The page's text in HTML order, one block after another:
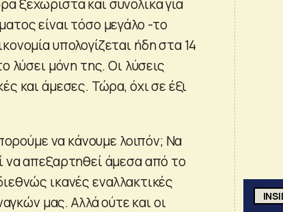
ξεχωριστά και συνολικά για
είναι τόσο μεγάλο -το
υπολογίζεται ήδη στα 14
λύσει μόνη της. Οι λύσεις
και άμεσες. Τώρα, όχι σε έξι
να κάνουμε λοιπόν; Να
να απεξαρτηθεί άμεσα από το
ικανές εναλλακτικές
μας. Αλλά ούτε και οι